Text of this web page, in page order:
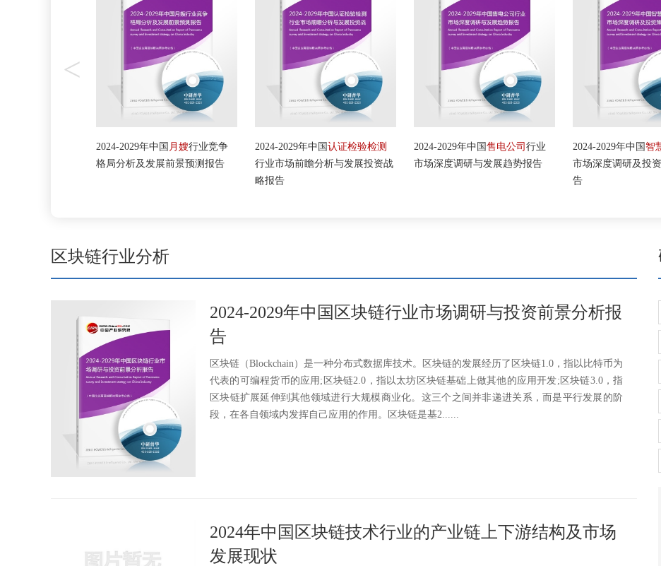
2024-2029年中国 月嫂 行业竞争
格局分析及发展前景预测报告
2024-2029年中国 认证检验检测
行业市场前瞻分析与发展投资战
略报告
2024-2029年中国 售电公司行业
市场深度调研与发展趋势报告
2024-2029年中国 智慧
市场深度调研及投资
<
区块链行业分析
2024-2029年中国区块链行业市场调研与投资前景分析报
告
区块链（Blockchain）是一种分布式数据库技术。区块链的发展经历了区块链1.0，指以比特币为
代表的可编程货币的应用;区块链2.0，指以太坊区块链基础上做其他的应用开发;区块链3.0，指
区块链扩展延伸到其他领域进行大规模商业化。这三个之间并非递进关系，而是平行发展的阶
段，在各自领域内发挥自己应用的作用。区块链是基2......
2024年中国区块链技术行业的产业链上下游结构及市场
发展现状